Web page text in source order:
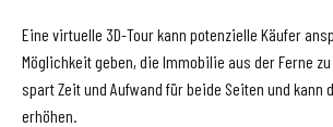
Eine virtuelle 3D-Tour kann potenzielle Käufer
Möglichkeit geben, die Immobilie aus der Ferne
spart Zeit und Aufwand für beide Seiten und kann
erhöhen.